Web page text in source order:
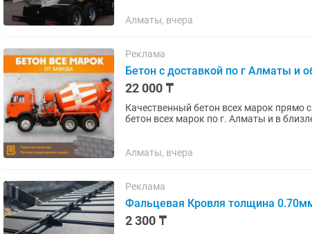
Алматы, вчера
Реклама
Бетон с доставкой по г Алматы и
22 000 ₸
Качественный бетон всех марок прямо
бетон всех марок по г. Алматы и в
Алматы, вчера
Реклама
Фальцевая Кровля толщина
2 300 ₸